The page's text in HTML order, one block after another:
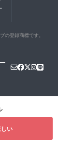
の登録商標です。
い